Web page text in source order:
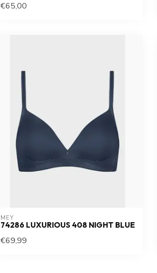
€65,00
MEY
74286 LUXURIOUS 408 NIGHT BLUE
€69,99